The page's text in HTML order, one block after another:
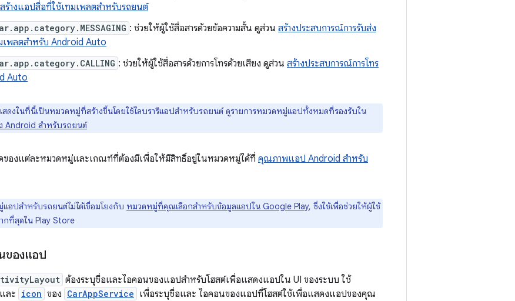
สร้างแอปสื่อที่ใช้เทมเพลตสำหรับรถยนต์
: ช่วยให้ผู้ใช้สื่อสารด้วยข้อความสั้น ดูส่วน สร้างประสบการณ์การรับส่ง
เพลตสำหรับ Android Auto
: ช่วยให้ผู้ใช้สื่อสารด้วยการโทรด้วยเสียง ดูส่วน สร้างประสบการณ์การโทร
Auto
ดงในที่นี้เป็นหมวดหมู่ที่สร้างขึ้นโดยใช้ไลบรารีแอปสำหรับรถยนต์ ดูรายการหมวดหมู่แอปทั้งหมดที่รองรับใน
Android สำหรับรถยนต์
ดของแต่ละหมวดหมู่และเกณฑ์ที่ต้องมีเพื่อให้มีสิทธิ์อยู่ในหมวดหมู่ได้ที่ คุณภาพแอป Android สำหรับ
อปสำหรับรถยนต์ไม่ได้เชื่อมโยงกับ หมวดหมู่ที่คุณเลือกสำหรับข้อมูลแอปใน Google Play, ซึ่งใช้เพื่อช่วยให้ผู้ใช้
ที่สุดใน Play Store
ของแอป
ต้องระบุชื่อและไอคอนของแอปสำหรับโฮสต์เพื่อแสดงแอปใน UI ของระบบ ใช้
และ icon ของ CarAppService เพื่อระบุชื่อและ ไอคอนของแอปที่โฮสต์ใช้เพื่อแสดงแอปของคุณ